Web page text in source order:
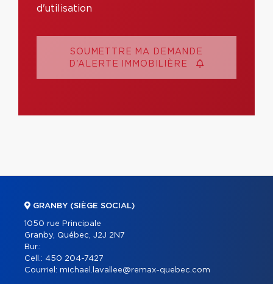
d'utilisation
SOUMETTRE MA DEMANDE
D'ALERTE IMMOBILIÈRE
GRANBY (SIÈGE SOCIAL)
1050 rue Principale
Granby, Québec, J2J 2N7
Bur.:
Cell.: 450 204-7427
Courriel: michael.lavallee@remax-quebec.com